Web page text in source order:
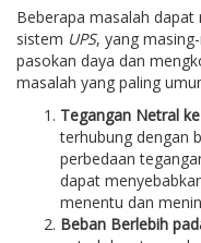
Beberapa masalah
sistem UPS, yang
pasokan daya dan
masalah yang paling
Tegangan Netral
terhubung dengan
perbedaan
dapat
menentu dan
Beban Berlebih